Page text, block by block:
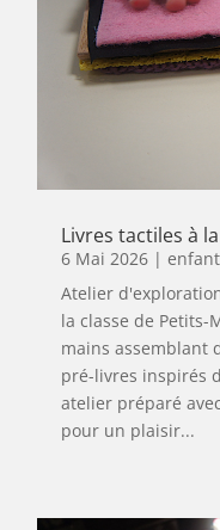
Livres tactiles à
6 Mai 2026 |
Atelier
la classe de Petits-
mains assemblant
pré-livres inspirés
atelier préparé
pour un plaisir...